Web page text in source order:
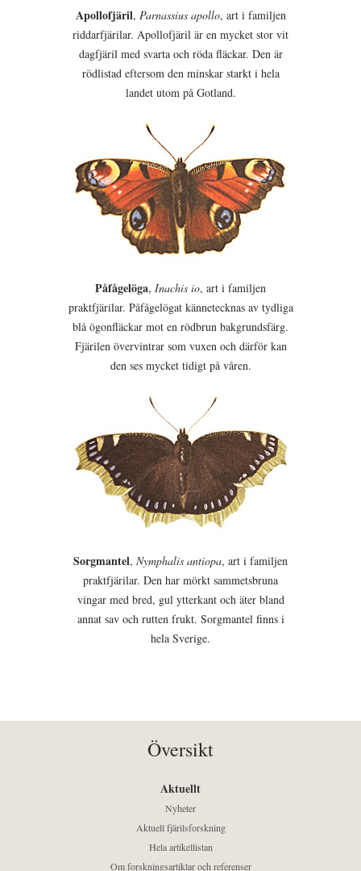
Apollofjäril, Parnassius apollo, art i familjen
riddarfjärilar. Apollofjäril är en mycket stor vit
dagfjäril med svarta och röda fläckar. Den är
rödlistad eftersom den minskar starkt i hela
landet utom på Gotland.
Påfågelöga, Inachis io, art i familjen
praktfjärilar. Påfågelögat kännetecknas av tydliga
blå ögonfläckar mot en rödbrun bakgrundsfärg.
Fjärilen övervintrar som vuxen och därför kan
den ses mycket tidigt på våren.
Sorgmantel, Nymphalis antiopa, art i familjen
praktfjärilar. Den har mörkt sammetsbruna
vingar med bred, gul ytterkant och äter bland
annat sav och rutten frukt. Sorgmantel finns i
hela Sverige.
Översikt
Aktuellt
Nyheter
Aktuell fjärilsforskning
Hela artikellistan
Om forskningsartiklar och referenser